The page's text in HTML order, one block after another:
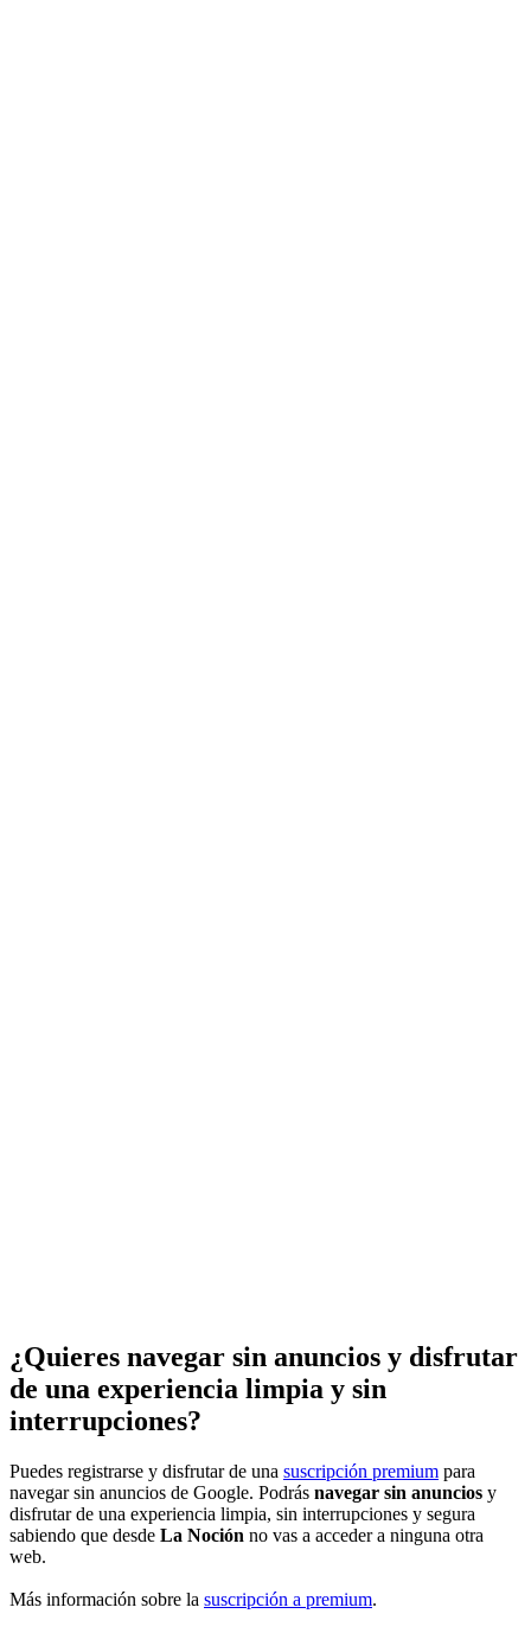
¿Quieres navegar sin anuncios y disfrutar
de una experiencia limpia y sin
interrupciones?
Puedes registrarse y disfrutar de una suscripción premium para
navegar sin anuncios de Google. Podrás navegar sin anuncios y
disfrutar de una experiencia limpia, sin interrupciones y segura
sabiendo que desde La Noción no vas a acceder a ninguna otra
web.
Más información sobre la suscripción a premium.